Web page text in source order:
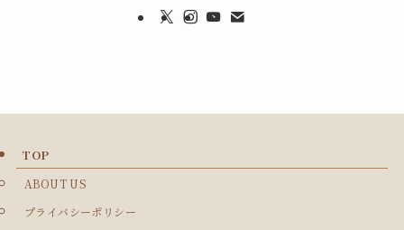
TOP
ABOUT US
プライバシーポリシー